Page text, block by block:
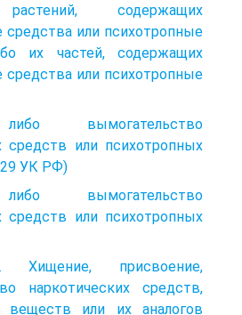
содержащих
средства или психотропные
их частей, содержащих
средства или психотропные
вымогательство
средств или психотропных
УК РФ)
вымогательство
средств или психотропных
Хищение, присвоение,
наркотических средств,
веществ или их аналогов